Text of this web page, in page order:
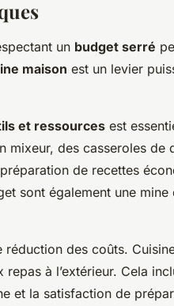
un budget serré
maison est un levier
et ressources est
mixeur, des casseroles de
de recettes
sont également une mine
réduction des coûts.
à l’extérieur. Cela
et la satisfaction de